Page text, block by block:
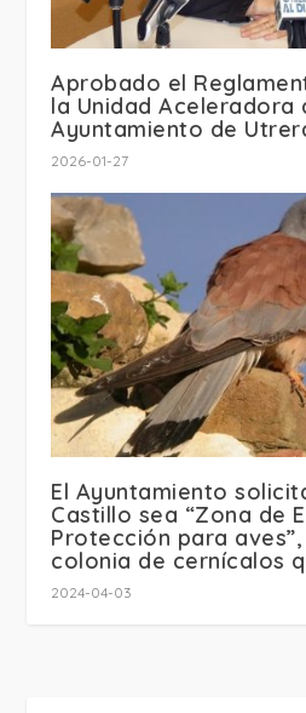
Aprobado el
la Unidad Aceleradora
Ayuntamiento de
2026-01-27
El Ayuntamiento
Castillo sea “Zona de
Protección para
colonia de cernícalos
2024-04-03